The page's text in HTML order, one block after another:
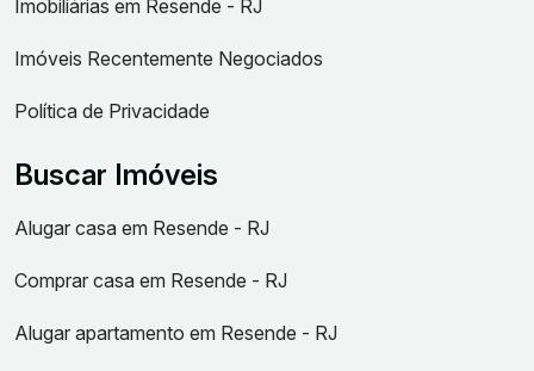
Imobiliárias em Resende - RJ
Imóveis Recentemente Negociados
Política de Privacidade
Buscar Imóveis
Alugar casa em Resende - RJ
Comprar casa em Resende - RJ
Alugar apartamento em Resende - RJ